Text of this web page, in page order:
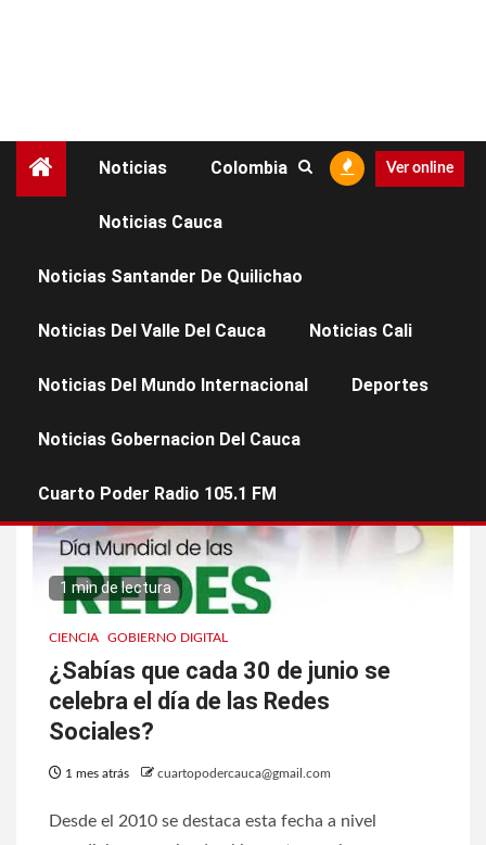
Noticias Colombia
Noticias Cauca
Noticias Santander De Quilichao
Noticias Del Valle Del Cauca Noticias Cali
Noticias Del Mundo Internacional Deportes
Noticias Gobernacion Del Cauca
Cuarto Poder Radio 105.1 FM
Ver online
1 min de lectura
CIENCIA GOBIERNO DIGITAL
¿Sabías que cada 30 de junio se
celebra el día de las Redes
Sociales?
1 mes atrás cuartopodercauca@gmail.com
Desde el 2010 se destaca esta fecha a nivel